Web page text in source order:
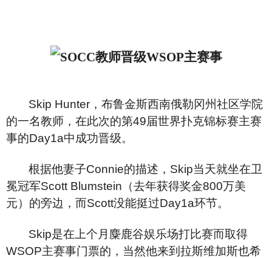
Skip Hunter ，布鲁金斯西南俄勒冈州社区学院
的一名教师，在此次的第49届世界扑克锦标赛主赛
事的Day1a中成功晋级。
根据他妻子Connie的描述，Skip当天就坐在卫
冕冠军Scott Blumstein（去年获得奖金800万美
元）的旁边，而Scott没能挺过Day1a环节。
Skip是在上个月麋鹿谷娱乐场打比赛而取得
WSOP主赛事门票的，当然他来到拉斯维加斯也希